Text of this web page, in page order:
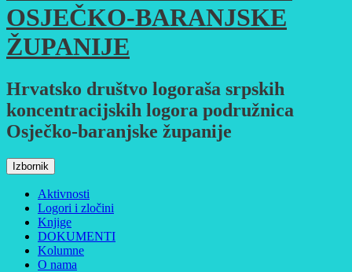
OSJEČKO-BARANJSKE
ŽUPANIJE
Hrvatsko društvo logoraša srpskih
koncentracijskih logora podružnica
Osječko-baranjske županije
Izbornik
Aktivnosti
Logori i zločini
Knjige
DOKUMENTI
Kolumne
O nama